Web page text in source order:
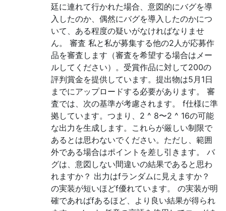
廷に連れて行かれた場合、意図的にバグを導
入したのか、偶然にバグを導入したのかにつ
いて、ある程度の疑いがなければなりませ
ん。 審査 私と私が募集する他の2人が応募作
品を審査します（審査を希望する場合はメー
ルしてください）。受賞作品に対して200の
評判賞金を提供しています。提出物は5月1日
までにアップロードする必要があります。 審
査では、次の基準が考慮されます。 f仕様に準
拠しています。つまり、2 ^ 8〜2 ^ 16の可能
な出力を生成します。これらが厳しい制限で
あるとは思わないでください。ただし、範囲
外である場合はポイントを差し引きます。 バ
グは、意図しない間違いの結果であると思わ
れますか？ 出力はfランダムに見えますか？
の実装が短いほどf優れています。 の実装が明
確であればfあるほど、より良い結果が得られ